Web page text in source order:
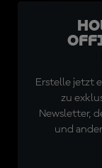
Erstelle jetzt
zu
Newsletter,
und